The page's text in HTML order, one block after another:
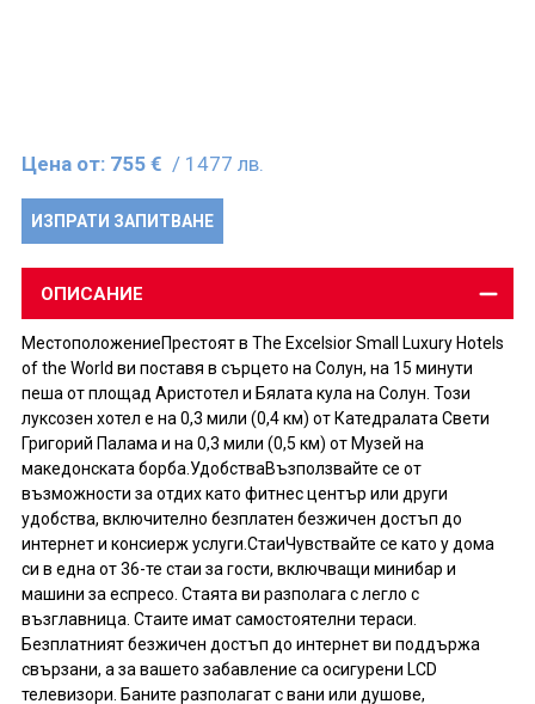
Цена от: 755 € / 1477 лв.
ИЗПРАТИ ЗАПИТВАНЕ
ОПИСАНИЕ
МестоположениеПрестоят в The Excelsior Small Luxury Hotels
of the World ви поставя в сърцето на Солун, на 15 минути
пеша от площад Аристотел и Бялата кула на Солун. Този
луксозен хотел е на 0,3 мили (0,4 км) от Катедралата Свети
Григорий Палама и на 0,3 мили (0,5 км) от Музей на
македонската борба.УдобстваВъзползвайте се от
възможности за отдих като фитнес център или други
удобства, включително безплатен безжичен достъп до
интернет и консиерж услуги.СтаиЧувствайте се като у дома
си в една от 36-те стаи за гости, включващи минибар и
машини за еспресо. Стаята ви разполага с легло с
възглавница. Стаите имат самостоятелни тераси.
Безплатният безжичен достъп до интернет ви поддържа
свързани, а за вашето забавление са осигурени LCD
телевизори. Баните разполагат с вани или душове,